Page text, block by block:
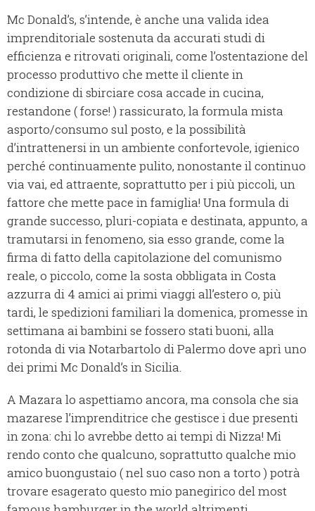
Mc Donald’s, s’intende, è anche una valida idea
imprenditoriale sostenuta da accurati studi di
efficienza e ritrovati originali, come l’ostentazione del
processo produttivo che mette il cliente in
condizione di sbirciare cosa accade in cucina,
restandone ( forse! ) rassicurato, la formula mista
asporto/consumo sul posto, e la possibilità
d’intrattenersi in un ambiente confortevole, igienico
perché continuamente pulito, nonostante il continuo
via vai, ed attraente, soprattutto per i più piccoli, un
fattore che mette pace in famiglia! Una formula di
grande successo, pluri-copiata e destinata, appunto, a
tramutarsi in fenomeno, sia esso grande, come la
firma di fatto della capitolazione del comunismo
reale, o piccolo, come la sosta obbligata in Costa
azzurra di 4 amici ai primi viaggi all’estero o, più
tardi, le spedizioni familiari la domenica, promesse in
settimana ai bambini se fossero stati buoni, alla
rotonda di via Notarbartolo di Palermo dove aprì uno
dei primi Mc Donald’s in Sicilia.
A Mazara lo aspettiamo ancora, ma consola che sia
mazarese l’imprenditrice che gestisce i due presenti
in zona: chi lo avrebbe detto ai tempi di Nizza! Mi
rendo conto che qualcuno, soprattutto qualche mio
amico buongustaio ( nel suo caso non a torto ) potrà
trovare esagerato questo mio panegirico del most